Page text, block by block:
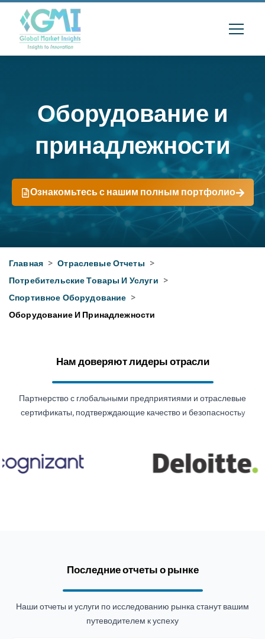
Оборудование и
принадлежности
Ознакомьтесь с нашим полным портфолио
Главная > Отраслевые Отчеты >
Потребительские Товары И Услуги >
Спортивное Оборудование >
Оборудование И Принадлежности
Нам доверяют лидеры отрасли
Партнерство с глобальными предприятиями и отраслевые
сертификаты, подтверждающие качество и безопасностьy
Последние отчеты о рынке
Наши отчеты и услуги по исследованию рынка станут вашим
путеводителем к успеху